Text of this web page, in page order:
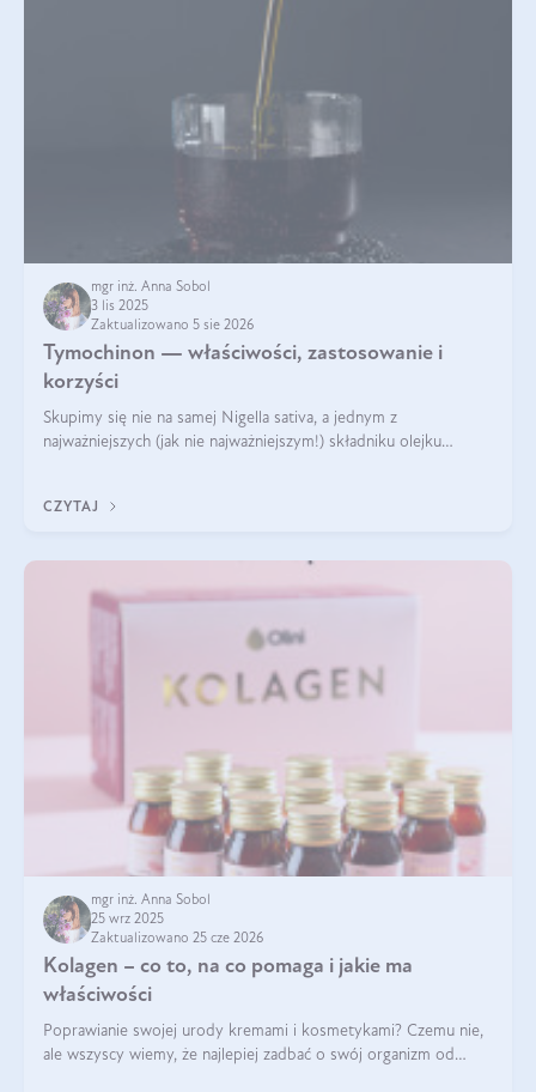
mgr inż. Anna Sobol
3 lis 2025
Zaktualizowano 5 sie 2026
Tymochinon — właściwości, zastosowanie i
korzyści
Skupimy się nie na samej Nigella sativa, a jednym z
najważniejszych (jak nie najważniejszym!) składniku olejku
CZYTAJ
mgr inż. Anna Sobol
25 wrz 2025
Zaktualizowano 25 cze 2026
Kolagen – co to, na co pomaga i jakie ma
właściwości
Poprawianie swojej urody kremami i kosmetykami? Czemu nie,
ale wszyscy wiemy, że najlepiej zadbać o swój organizm od